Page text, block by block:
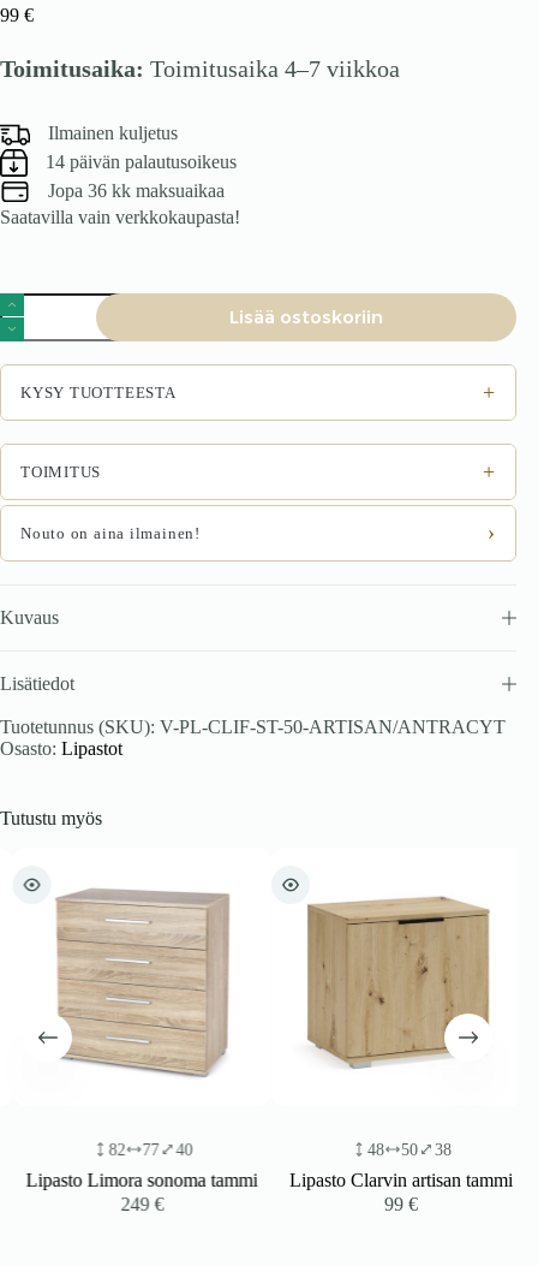
99 €
Toimitusaika: Toimitusaika 4–7 viikkoa
Ilmainen kuljetus
14 päivän palautusoikeus
Jopa 36 kk maksuaikaa
Saatavilla vain verkkokaupasta!
Lipasto
Clarvin
artisan
tammi
määrä
Lisää ostoskoriin
KYSY TUOTTEESTA +
TOIMITUS +
Nouto on aina ilmainen! ›
Kuvaus
Lisätiedot
Tuotetunnus (SKU): V-PL-CLIF-ST-50-ARTISAN/ANTRACYT
Osasto: Lipastot
Tutustu myös
82 77 40
Lipasto Limora sonoma tammi
249€
48 50 38
Lipasto Clarvin artisan tammi
99€